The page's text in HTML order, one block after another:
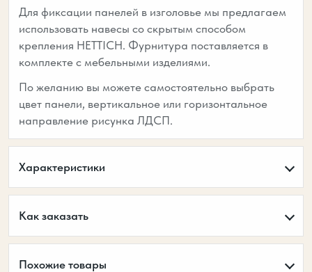
Для фиксации панелей в изголовье мы предлагаем
использовать навесы со скрытым способом
крепления HETTICH. Фурнитура поставляется в
комплекте с мебельными изделиями.
По желанию вы можете самостоятельно выбрать
цвет панели, вертикальное или горизонтальное
направление рисунка ЛДСП.
Характеристики
Как заказать
Похожие товары